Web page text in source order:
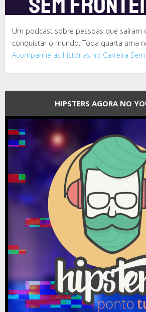
Um podcast sobre pessoas que saíram
conquistar o mundo. Toda quarta uma
Acompanhe as histórias no Carreira Sem
HIPSTERS AGORA NO